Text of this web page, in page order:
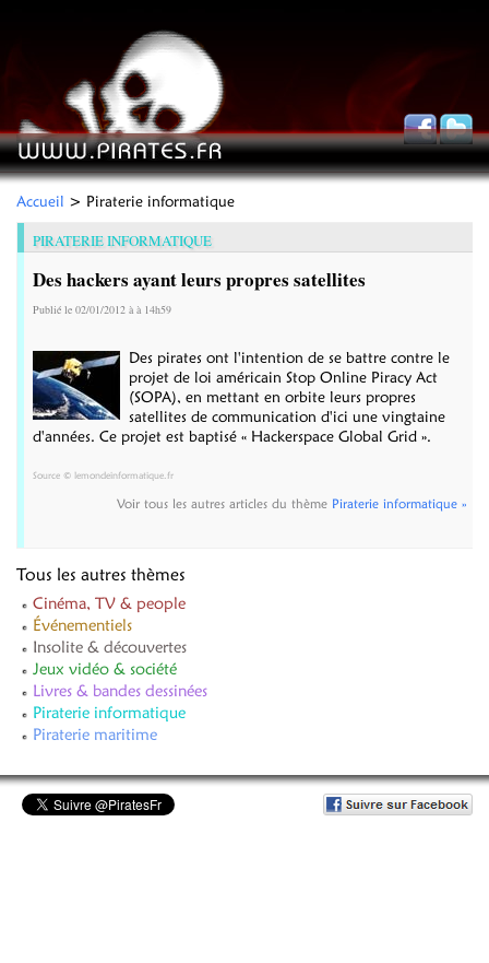
Accueil > Piraterie informatique
PIRATERIE INFORMATIQUE
Des hackers ayant leurs propres satellites
Publié le 02/01/2012 à à 14h59
Des pirates ont l'intention de se battre contre le
projet de loi américain Stop Online Piracy Act
(SOPA), en mettant en orbite leurs propres
satellites de communication d'ici une vingtaine
d'années. Ce projet est baptisé « Hackerspace Global Grid ».
Source © lemondeinformatique.fr
Voir tous les autres articles du thème Piraterie informatique »
Tous les autres thèmes
Cinéma, TV & people
Événementiels
Insolite & découvertes
Jeux vidéo & société
Livres & bandes dessinées
Piraterie informatique
Piraterie maritime